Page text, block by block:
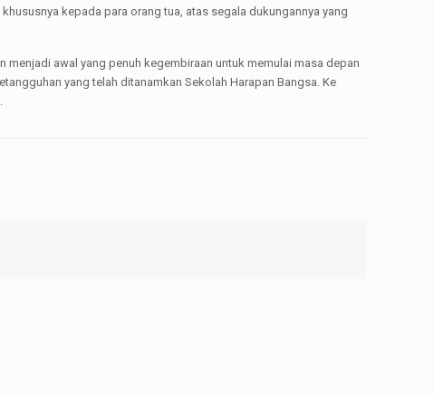
kepada para orang tua, atas segala dukungannya yang
awal yang penuh kegembiraan untuk memulai masa depan
yang telah ditanamkan Sekolah Harapan Bangsa. Ke